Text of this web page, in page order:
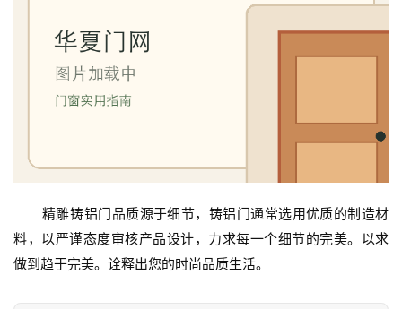
装
登录
精雕‬铸铝门‬品质源于细节，铸铝门‬通常选用优质的制造材
料，以严谨态度审核产品设计，力求每一个细节的完美。以求
做到趋于完美。诠释出您的时尚品质生活。